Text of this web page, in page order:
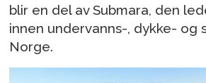
blir en del av Submara, den
innen undervanns-, dykke- og
Norge.